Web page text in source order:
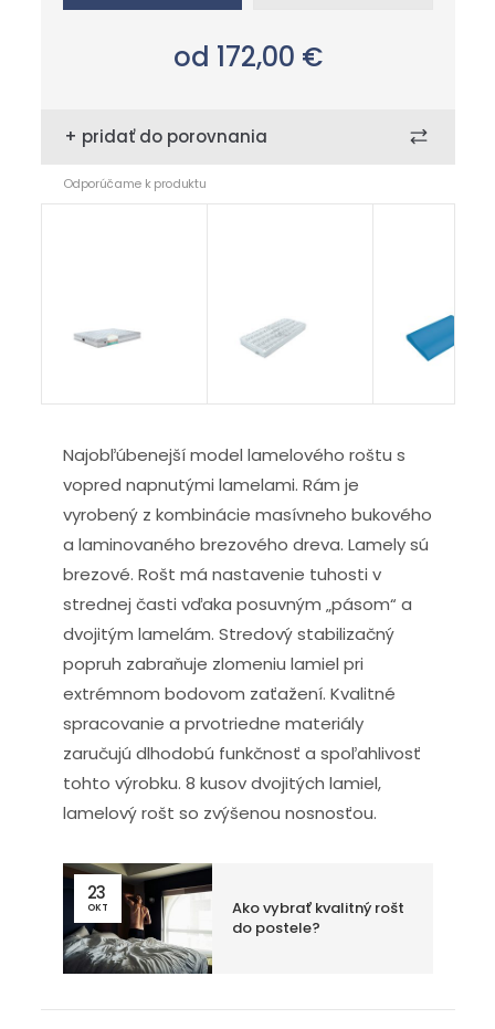
od 172,00 €
+ pridať do porovnania
Odporúčame k produktu
Monaco
chránič
Carbon
Najobľúbenejší model lamelového roštu s
vopred napnutými lamelami. Rám je
vyrobený z kombinácie masívneho bukového
a laminovaného brezového dreva. Lamely sú
brezové. Rošt má nastavenie tuhosti v
strednej časti vďaka posuvným „pásom“ a
dvojitým lamelám. Stredový stabilizačný
popruh zabraňuje zlomeniu lamiel pri
extrémnom bodovom zaťažení. Kvalitné
spracovanie a prvotriedne materiály
zaručujú dlhodobú funkčnosť a spoľahlivosť
tohto výrobku. 8 kusov dvojitých lamiel,
lamelový rošt so zvýšenou nosnosťou.
23
OKT
Ako vybrať kvalitný rošt
do postele?